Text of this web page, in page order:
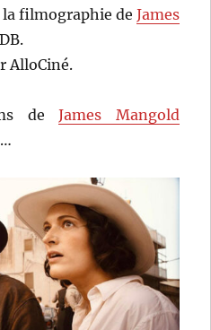
filmographie de James
AlloCiné.
deJames Mangold